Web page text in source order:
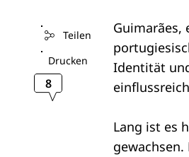
Teilen
Drucken
8
Guimarães,
Identität
Lang ist es